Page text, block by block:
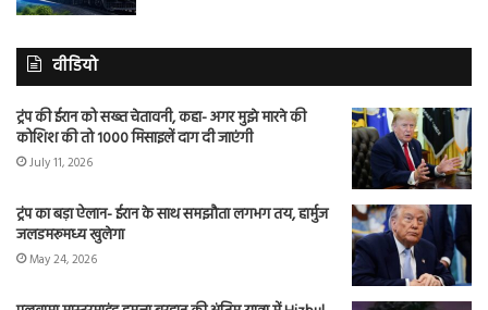
वीडियो
ट्रंप की ईरान को सख्त चेतावनी, कहा- अगर मुझे मारने की
कोशिश की तो 1000 मिसाइलें दाग दी जाएंगी
July 11, 2026
ट्रंप का बड़ा ऐलान- ईरान के साथ समझौता लगभग तय, हार्मुज
जलडमरूमध्य खुलेगा
May 24, 2026